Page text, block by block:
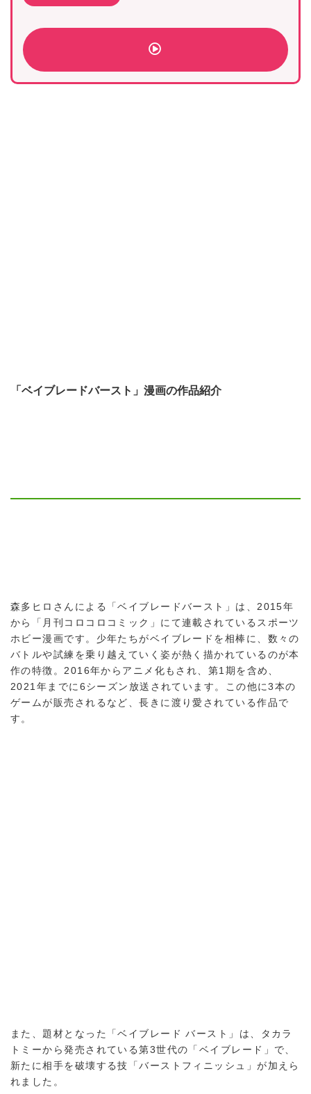
「ベイブレードバースト」漫画の作品紹介
森多ヒロさんによる「ベイブレードバースト」は、2015年
から「月刊コロコロコミック」にて連載されているスポーツ
ホビー漫画です。少年たちがベイブレードを相棒に、数々の
バトルや試練を乗り越えていく姿が熱く描かれているのが本
作の特徴。2016年からアニメ化もされ、第1期を含め、
2021年までに6シーズン放送されています。この他に3本の
ゲームが販売されるなど、長きに渡り愛されている作品で
す。
また、題材となった「ベイブレード バースト」は、タカラ
トミーから発売されている第3世代の「ベイブレード」で、
新たに相手を破壊する技「バーストフィニッシュ」が加えら
れました。